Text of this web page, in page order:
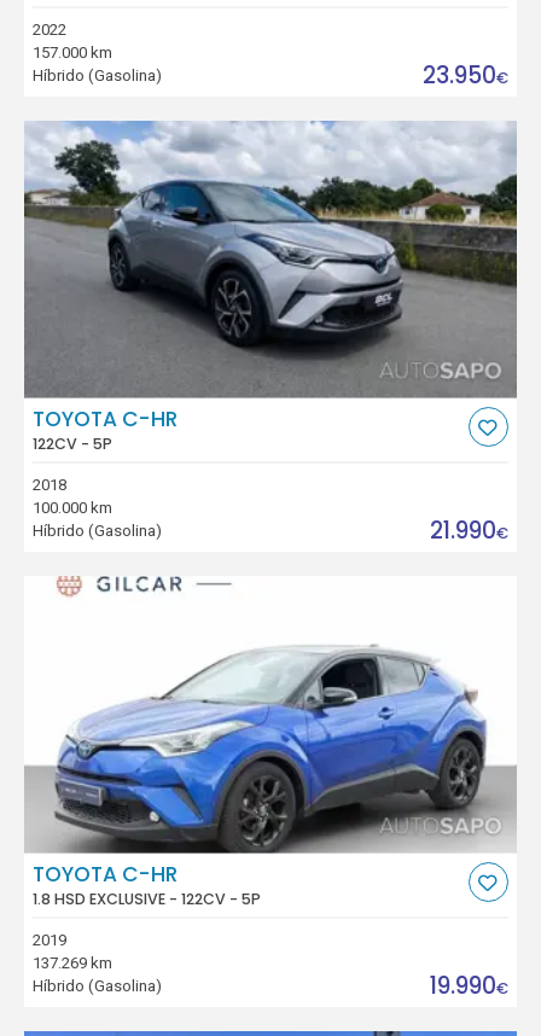
2022
157.000 km
Híbrido (Gasolina)
23.950€
TOYOTA C-HR
122CV - 5P
2018
100.000 km
Híbrido (Gasolina)
21.990€
TOYOTA C-HR
1.8 HSD EXCLUSIVE - 122CV - 5P
2019
137.269 km
Híbrido (Gasolina)
19.990€